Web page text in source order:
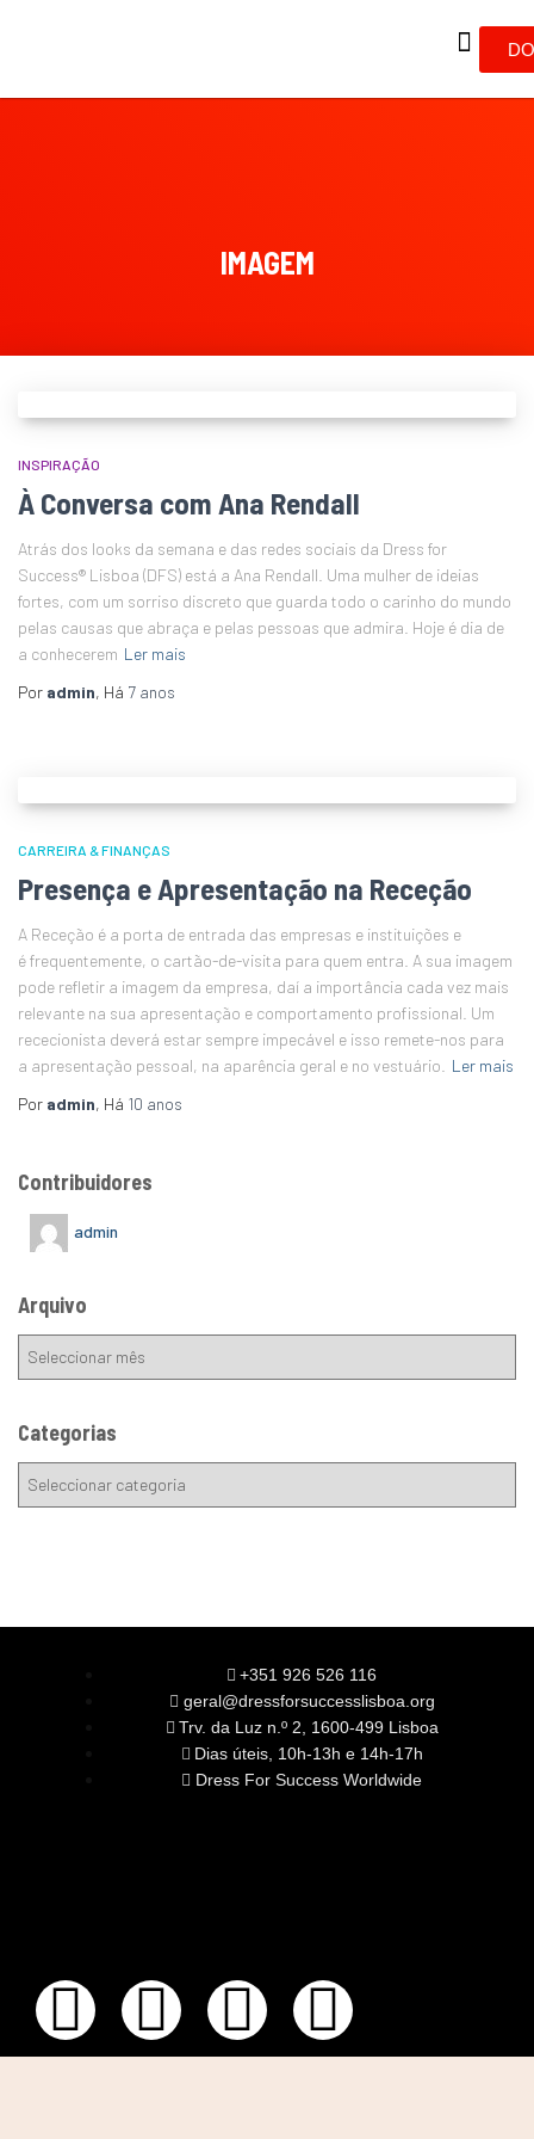
IMAGEM
INSPIRAÇÃO
À Conversa com Ana Rendall
Atrás dos looks da semana e das redes sociais da Dress for
Success® Lisboa (DFS) está a Ana Rendall. Uma mulher de ideias
fortes, com um sorriso discreto que guarda todo o carinho do mundo
pelas causas que abraça e pelas pessoas que admira. Hoje é dia de
a conhecerem Ler mais
Por admin, Há 7 anos
CARREIRA & FINANÇAS
Presença e Apresentação na Receção
A Receção é a porta de entrada das empresas e instituições e
é frequentemente, o cartão-de-visita para quem entra. A sua imagem
pode refletir a imagem da empresa, daí a importância cada vez mais
relevante na sua apresentação e comportamento profissional. Um
rececionista deverá estar sempre impecável e isso remete-nos para
a apresentação pessoal, na aparência geral e no vestuário.
Ler mais
Por admin, Há 10 anos
Contribuidores
admin
Arquivo
Categorias
+351 926 526 116
geral@dressforsuccesslisboa.org
Trv. da Luz n.º 2, 1600-499 Lisboa
Dias úteis, 10h-13h e 14h-17h
Dress For Success Worldwide